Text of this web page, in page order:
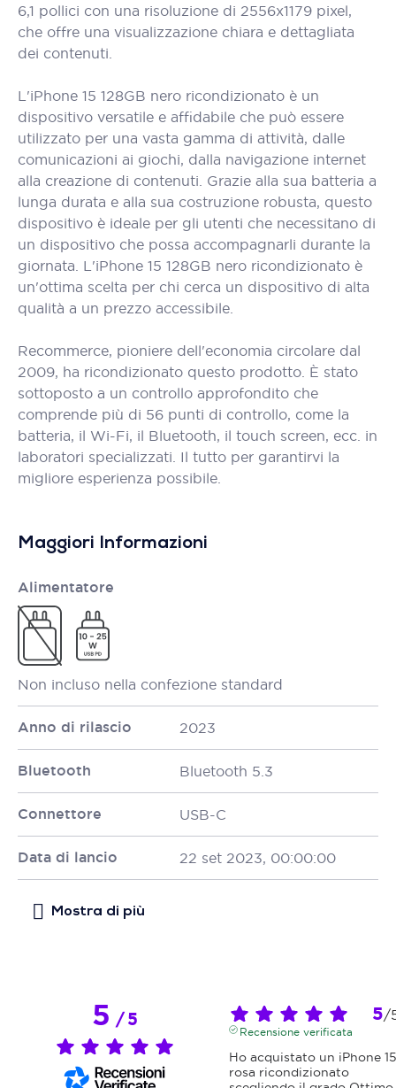
6,1 pollici con una risoluzione di 2556x1179 pixel,
che offre una visualizzazione chiara e dettagliata
dei contenuti.
L'iPhone 15 128GB nero ricondizionato è un
dispositivo versatile e affidabile che può essere
utilizzato per una vasta gamma di attività, dalle
comunicazioni ai giochi, dalla navigazione internet
alla creazione di contenuti. Grazie alla sua batteria a
lunga durata e alla sua costruzione robusta, questo
dispositivo è ideale per gli utenti che necessitano di
un dispositivo che possa accompagnarli durante la
giornata. L'iPhone 15 128GB nero ricondizionato è
un'ottima scelta per chi cerca un dispositivo di alta
qualità a un prezzo accessibile.
Recommerce, pioniere dell'economia circolare dal
2009, ha ricondizionato questo prodotto. È stato
sottoposto a un controllo approfondito che
comprende più di 56 punti di controllo, come la
batteria, il Wi-Fi, il Bluetooth, il touch screen, ecc. in
laboratori specializzati. Il tutto per garantirvi la
migliore esperienza possibile.
Maggiori Informazioni
Alimentatore
Non incluso nella confezione standard
Anno di rilascio 2023
Bluetooth Bluetooth 5.3
Connettore USB-C
Data di lancio 22 set 2023, 00:00:00
5/5 5/
Recensione verificata
Ho acquistato un iPhone 15
rosa ricondizionato